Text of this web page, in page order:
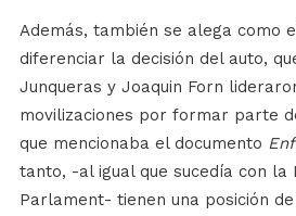
Además, también se alega como
diferenciar la decisión del auto,
Junqueras y Joaquin Forn
movilizaciones por formar parte
que mencionaba el documento
tanto, -al igual que sucedía con la
Parlament- tienen una posición